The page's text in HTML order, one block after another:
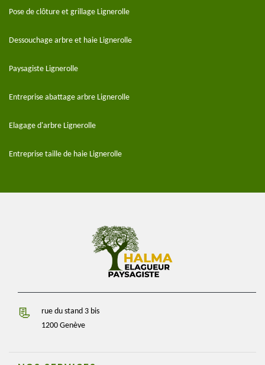
Pose de clôture et grillage Lignerolle
Dessouchage arbre et haie Lignerolle
Paysagiste Lignerolle
Entreprise abattage arbre Lignerolle
Elagage d'arbre Lignerolle
Entreprise taille de haie Lignerolle
rue du stand 3 bis
1200 Genève